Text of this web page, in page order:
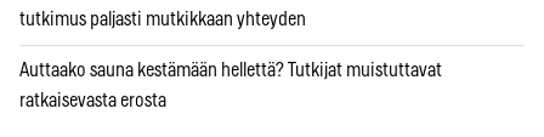
tutkimus paljasti mutkikkaan yhteyden
Auttaako sauna kestämään hellettä? Tutkijat muistuttavat
ratkaisevasta erosta